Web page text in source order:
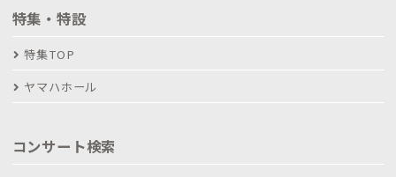
特集・特設
特集TOP
ヤマハホール
コンサート検索